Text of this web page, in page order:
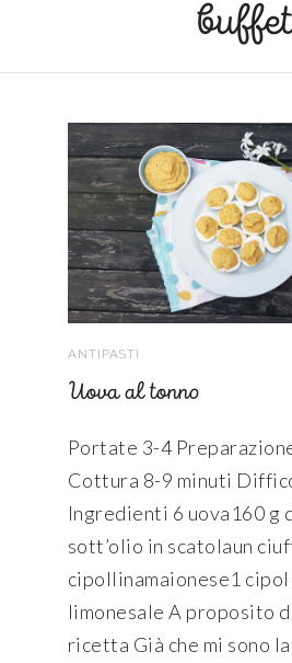
ANTIPASTI
Uova al tonno
Portate 3-4
Cottura 8-9 minuti
Ingredienti 6 uova160 g
sott’olio in scatolaun
cipollinamaionese1
limonesale A proposito
ricetta Già che mi sono